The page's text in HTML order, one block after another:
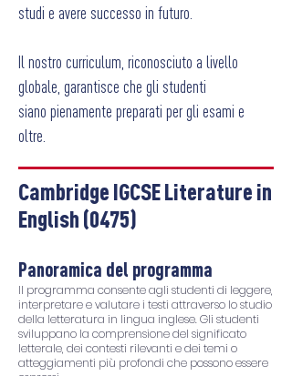
studi e avere successo in futuro.
Il nostro curriculum, riconosciuto a livello
globale, garantisce che gli studenti
siano pienamente preparati per gli esami e
oltre.
Cambridge IGCSE Literature in
English (0475)
Panoramica del programma
Il programma consente agli studenti di leggere,
interpretare e valutare i testi attraverso lo studio
della letteratura in lingua inglese. Gli studenti
sviluppano la comprensione del significato
letterale, dei contesti rilevanti e dei temi o
atteggiamenti più profondi che possono essere